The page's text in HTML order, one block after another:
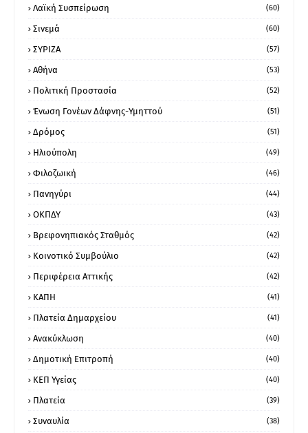
Λαϊκή Συσπείρωση (60)
Σινεμά (60)
ΣΥΡΙΖΑ (57)
Αθήνα (53)
Πολιτική Προστασία (52)
Ένωση Γονέων Δάφνης-Υμηττού (51)
Δρόμος (51)
Ηλιούπολη (49)
Φιλοζωική (46)
Πανηγύρι (44)
ΟΚΠΔΥ (43)
Βρεφονηπιακός Σταθμός (42)
Κοινοτικό Συμβούλιο (42)
Περιφέρεια Αττικής (42)
ΚΑΠΗ (41)
Πλατεία Δημαρχείου (41)
Ανακύκλωση (40)
Δημοτική Επιτροπή (40)
ΚΕΠ Υγείας (40)
Πλατεία (39)
Συναυλία (38)